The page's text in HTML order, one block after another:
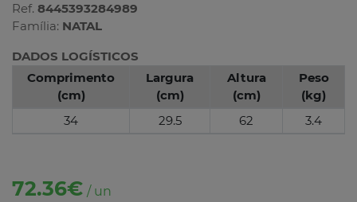
Ref. 8445393284989
Família: NATAL
DADOS LOGÍSTICOS
Comprimento
(cm)
Largura
(cm)
Altura
(cm)
Peso
(kg)
34
29.5 62 3.4
72.36€ / un